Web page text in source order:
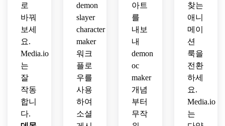
레트,
프리
미엄
캐릭
트 퀄
리티
로
바꿔
보세
요.
Media.io
는
잘
작동
합니
다.
demon
slayer
character
maker
워크
플로
우를
사용
하여
소셜
아트
를
내보
내
demon
oc
maker
개념
부터
무작
찾는
애니
메이
션
룩을
전환
하세
요.
Media.io
는